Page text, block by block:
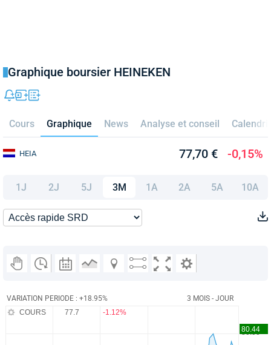
Graphique boursier HEINEKEN
Cours Graphique News Analyse et conseil
HEIA 77,70 € -0,15%
1J 2J 5J 3M 1A 2A 5A 10A
VARIATION PERIODE : +18.95% 3 MOIS - JOUR
COURS 77.7 -1.12%